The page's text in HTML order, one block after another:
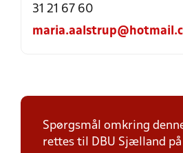
31 21 67 60
Spørgsmål omkring
rettes til DBU Sjælland på